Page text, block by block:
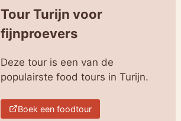
Tour Turijn voor
fijnproevers
Deze tour is een van de
populairste food tours in Turijn.
Boek een foodtour